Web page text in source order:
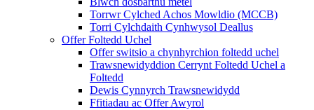
Torrwr Cylched Achos Mowldio (MCCB)
Torri Cylchdaith Cynhwysol Deallus
Offer Foltedd Uchel
Offer switsio a chynhyrchion foltedd uchel
Trawsnewidyddion Cerrynt Foltedd Uchel a
Foltedd
Dewis Cynnyrch Trawsnewidydd
Ffitiadau ac Offer Awyrol